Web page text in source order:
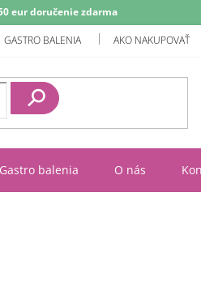
eur doručenie zdarma
GASTRO BALENIA AKO NAKUPOVAŤ
Gastro balenia O nás